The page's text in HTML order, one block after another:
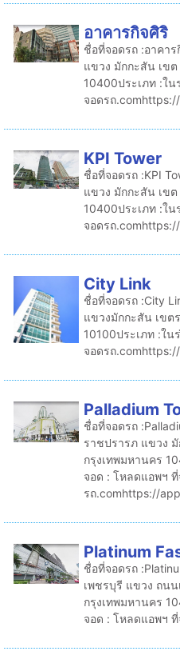
อาคารกิจศิริ
ชื่อที่จอดรถ :อาคา
แขวง มักกะสัน เข
10400ประเภท :ใ
จอดรถ
KPI Tower
ชื่อที่จอดรถ :KPI
แขวง มักกะสัน เข
10400ประเภท :ใ
จอดรถ
City Link
ชื่อที่จอดรถ :City
แขวงมักกะสัน เขต
10100ประเภท :ใ
จอดรถ
Palladium
ชื่อที่จอดรถ
ราชปรารภ แขวง
กรุงเทพมหานคร
จอด : โหลดแอพฯ ที่
รถ.comhttps://
Platinum
ชื่อที่จอดรถ
เพชรบุรี แขวง ถน
กรุงเทพมหานคร
จอด : โหลดแอพฯ